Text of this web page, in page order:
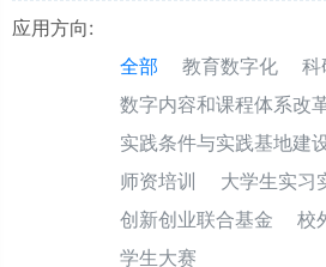
应用方向:
全部
教育数字化 科
数字内容和课程体系改
实践条件与实践基地建
师资培训
大学生实习
创新创业联合基金
校
学生大赛